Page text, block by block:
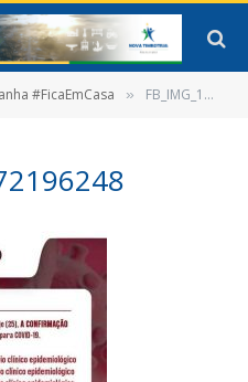
#FicaEmCasa » FB_IMG_1593172196248